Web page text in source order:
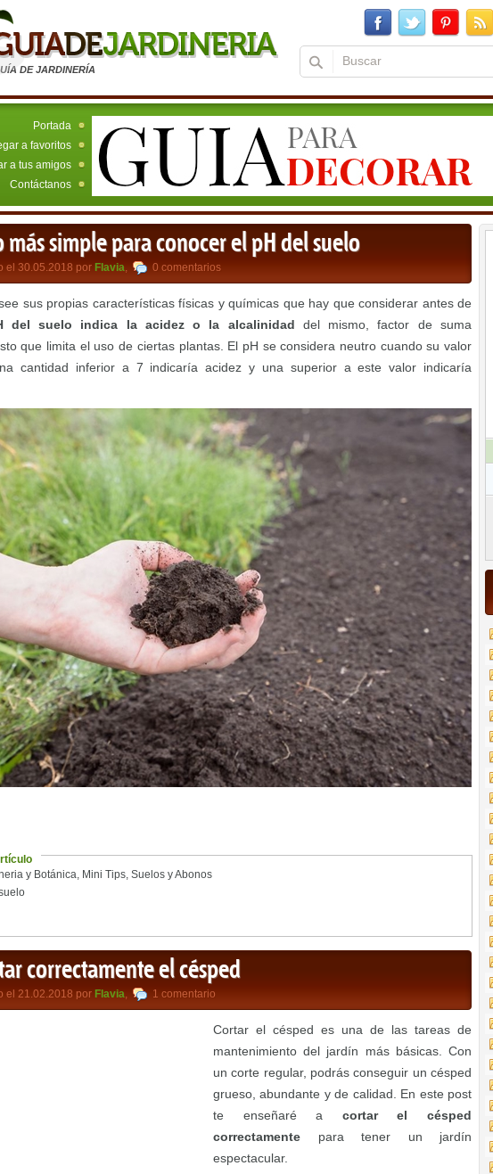
DE JARDINERÍA
Portada
a favoritos
a tus amigos
Contáctanos
más simple para conocer el pH del suelo
el 30.05.2018 por Flavia, 0 comentarios
sus propias características físicas y químicas que hay que considerar antes de
del suelo indica la acidez o la alcalinidad del mismo, factor de suma
que limita el uso de ciertas plantas. El pH se considera neutro cuando su valor
cantidad inferior a 7 indicaría acidez y una superior a este valor indicaría
y Botánica, Mini Tips, Suelos y Abonos
correctamente el césped
el 21.02.2018 por Flavia, 1 comentario
Cortar el césped es una de las tareas de
mantenimiento del jardín más básicas. Con
un corte regular, podrás conseguir un césped
grueso, abundante y de calidad. En este post
te enseñaré a cortar el césped
correctamente para tener un jardín
espectacular.